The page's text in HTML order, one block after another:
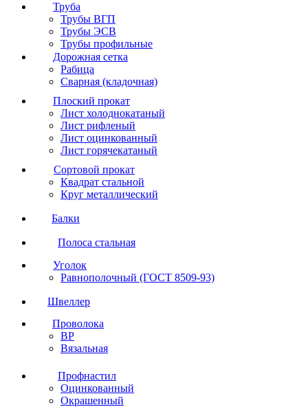
Труба
Трубы ВГП
Трубы ЭСВ
Трубы профильные
Дорожная сетка
Рабица
Сварная (кладочная)
Плоский прокат
Лист холоднокатаный
Лист рифленый
Лист оцинкованный
Лист горячекатаный
Сортовой прокат
Квадрат стальной
Круг металлический
Балки
Полоса стальная
Уголок
Равнополочный (ГОСТ 8509-93)
Швеллер
Проволока
ВР
Вязальная
Профнастил
Оцинкованный
Окрашенный